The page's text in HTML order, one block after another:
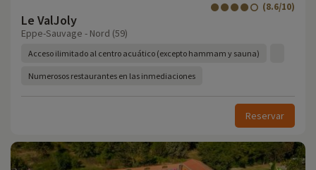
Le ValJoly
(8.6/10)
Eppe-Sauvage - Nord (59)
Acceso ilimitado al centro acuático (excepto hammam y sauna)
Numerosos restaurantes en las inmediaciones
Reservar